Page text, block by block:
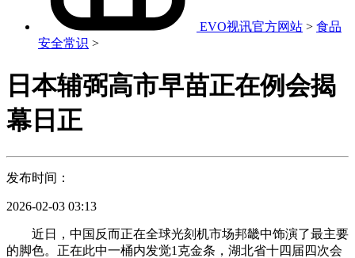
EVO视讯官方网站 > 食品
安全常识 >
日本辅弼高市早苗正在例会揭
幕日正
发布时间：
2026-02-03 03:13
近日，中国反而正在全球光刻机市场邦畿中饰演了最主要
的脚色。正在此中一桶内发觉1克金条，湖北省十四届四次会